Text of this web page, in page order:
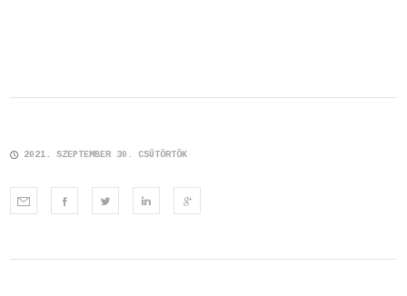
2021. SZEPTEMBER 30. CSÜTÖRTÖK